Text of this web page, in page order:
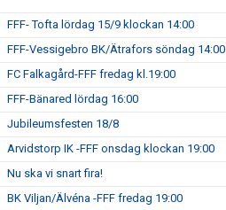
FFF- Tofta lördag 15/9 klockan 14:00
FFF-Vessigebro BK/Ätrafors söndag 14:00
FC Falkagård-FFF fredag kl.19:00
FFF-Bänared lördag 16:00
Jubileumsfesten 18/8
Arvidstorp IK -FFF onsdag klockan 19:00
Nu ska vi snart fira!
BK Viljan/Älvéna -FFF fredag 19:00